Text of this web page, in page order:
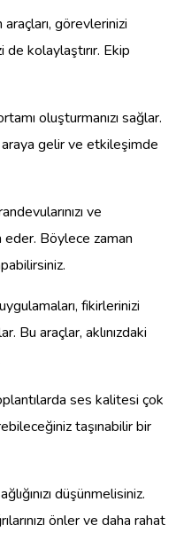
görevlerinizi
de kolaylaştırır. Ekip
oluşturmanızı sağlar.
gelir ve etkileşimde
ve
eder. Böylece zaman
fikirlerinizi
Bu araçlar, aklınızdaki
ses kalitesi çok
taşınabilir bir
düşünmelisiniz.
önler ve daha rahat